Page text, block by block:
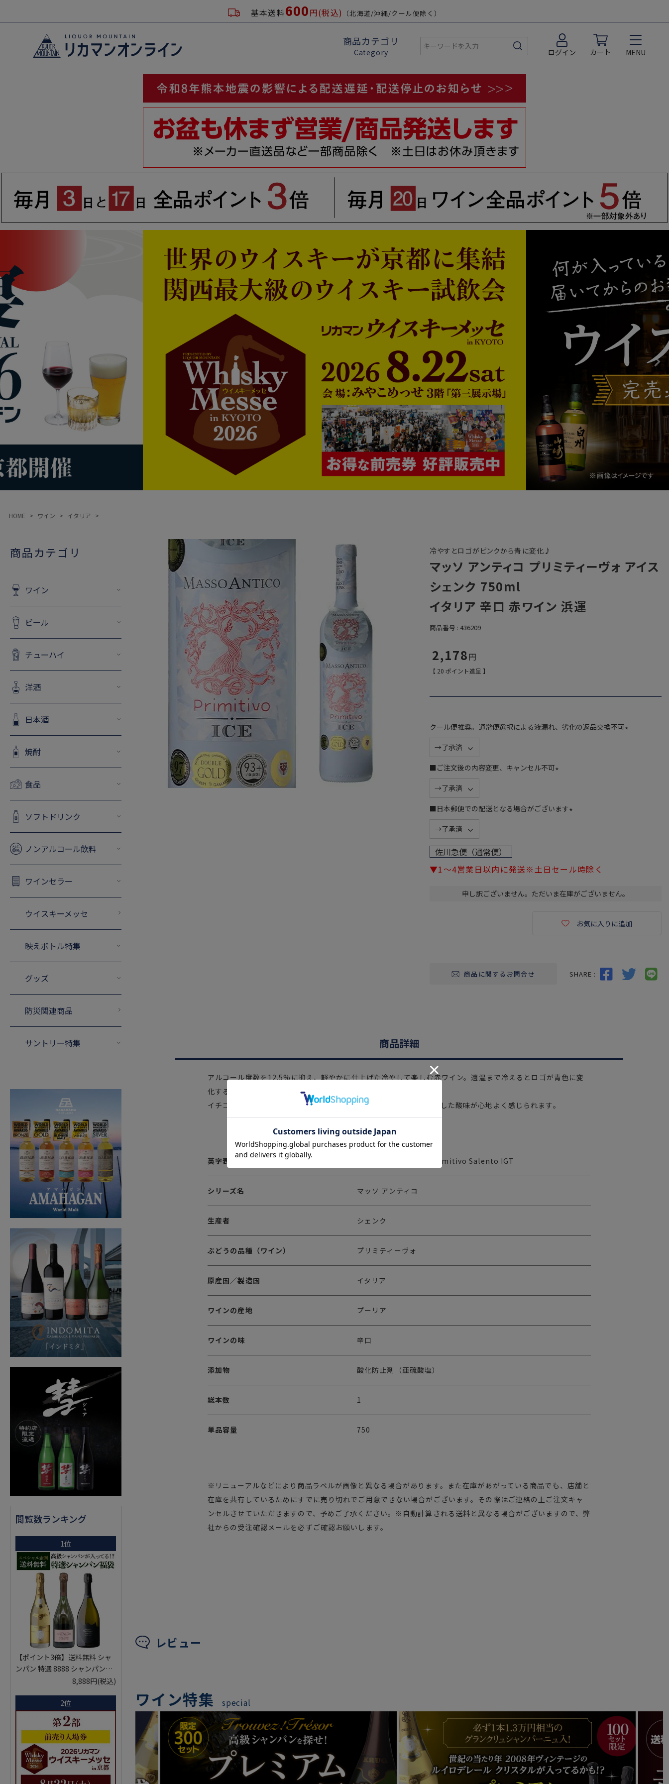
基本送料600円(税込) （北海道/沖縄/クール便除く）
商品カテゴリ
Category ログイン カート MENU
HOME ワイン イタリア
商品カテゴリ
ワイン
ビール
チューハイ
洋酒
日本酒
焼酎
食品
ソフトドリンク
ノンアルコール飲料
ワインセラー
ウイスキーメッセ
映えボトル特集
グッズ
防災関連商品
サントリー特集
閲覧数ランキング
1位
【ポイント3倍】送料無料 シャ
ンパン 特選 8888 シャンパン福
袋 第29弾 高級シャンパン を探
るかも!?【限定300セット】 シ
ャンパーニュ クリスタル ドンペ
リP2 NPU 2008 VT リカーマウ
8,888円(税込)
2位
冷やすとロゴがピンクから青に変化♪
マッソ アンティコ プリミティーヴォ アイス
シェンク 750ml
イタリア 辛口 赤ワイン 浜運
商品番号 436209
2,178
【 20 ポイント進呈 】
クール便推奨。通常便選択による液漏れ、劣化の返品交換不可
■ご注文後の内容変更、キャンセル不可
須
■日本郵便での配送となる場合がございます
佐川急便（通常便）
▼1～4営業日以内に発送※土日セール時除く
申し訳ございません。ただいま在庫がございません。
お気に入りに追加
商品に関するお問合せ SHARE :
商品詳細
アルコール度数を12.5%に抑え、軽やかに仕上げた冷やして楽しむ赤ワイン。適温まで冷えるとロゴが青色に変
化する遊び心のあるデザイン。
イチゴやブラックチェリーなどの新鮮なフルーツの香り、スッキリとした酸味が心地よく感じられます。
英字表記 MASSO ANTICO ICE Primitivo Salento IGT
シリーズ名 マッソ アンティコ
生産者 シェンク
ぶどうの品種（ワイン） プリミティーヴォ
原産国／製造国 イタリア
ワインの産地 プーリア
ワインの味 辛口
添加物 酸化防止剤（亜硫酸塩）
総本数 1
単品容量 750
※リニューアルなどにより商品ラベルが画像と異なる場合があります。また在庫があがっている商品でも、店舗と
在庫を共有しているためにすでに売り切れでご用意できない場合がございます。その際はご連絡の上ご注文キャ
ンセルさせていただきますので、予めご了承ください。※自動計算される送料と異なる場合がございますので、弊
社からの受注確認メールを必ずご確認お願いします。
レビュー
ワイン特集 special